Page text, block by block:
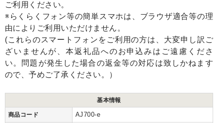
ご利用ください。
※らくらくフォン等の簡単スマホは、ブラウザ適合等の理
由によりご利用いただけません。
(これらのスマートフォンをご利用の方は、大変申し訳ご
ざいませんが、本返礼品へのお申込みはご遠慮くださ
い。問題が発生した場合の返金等の対応は致しかねます
ので、予めご了承ください。）
基本情報
商品コード AJ700-e